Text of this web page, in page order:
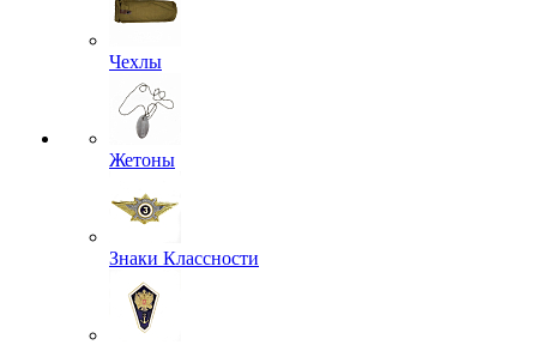
Чехлы
Жетоны
Знаки Классности